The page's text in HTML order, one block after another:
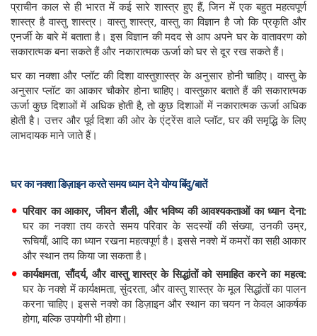
प्राचीन काल से ही भारत में कई सारे शास्त्र हुए हैं, जिन में एक बहुत महत्वपूर्ण
शास्त्र है वास्तु शास्त्र। वास्तु शास्त्र, वास्तु का विज्ञान है जो कि प्रकृति और
एनर्जी के बारे में बताता है। इस विज्ञान की मदद से आप अपने घर के वातावरण को
सकारात्मक बना सकते हैं और नकारात्मक ऊर्जा को घर से दूर रख सकते हैं।
घर का नक्शा और प्लॉट की दिशा वास्तुशास्त्र के अनुसार होनी चाहिए। वास्तु के
अनुसार प्लॉट का आकार चौकोर होना चाहिए। वास्तुकार बताते हैं की सकारात्मक
ऊर्जा कुछ दिशाओं में अधिक होती है, तो कुछ दिशाओं में नकारात्मक ऊर्जा अधिक
होती है। उत्तर और पूर्व दिशा की ओर के एंट्रेंस वाले प्लॉट, घर की समृद्धि के लिए
लाभदायक माने जाते हैं।
घर का नक्शा डिज़ाइन करते समय ध्यान देने योग्य बिंदु/बातें
परिवार का आकार, जीवन शैली, और भविष्य की आवश्यकताओं का ध्यान देना:
घर का नक्शा तय करते समय परिवार के सदस्यों की संख्या, उनकी उम्र,
रूचियाँ, आदि का ध्यान रखना महत्वपूर्ण है। इससे नक्शे में कमरों का सही आकार
और स्थान तय किया जा सकता है।
कार्यक्षमता, सौंदर्य, और वास्तु शास्त्र के सिद्धांतों को समाहित करने का महत्व:
घर के नक्शे में कार्यक्षमता, सुंदरता, और वास्तु शास्त्र के मूल सिद्धांतों का पालन
करना चाहिए। इससे नक्शे का डिज़ाइन और स्थान का चयन न केवल आकर्षक
होगा, बल्कि उपयोगी भी होगा।